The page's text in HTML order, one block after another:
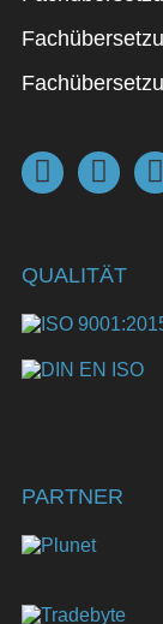
QUALITÄT
PARTNER